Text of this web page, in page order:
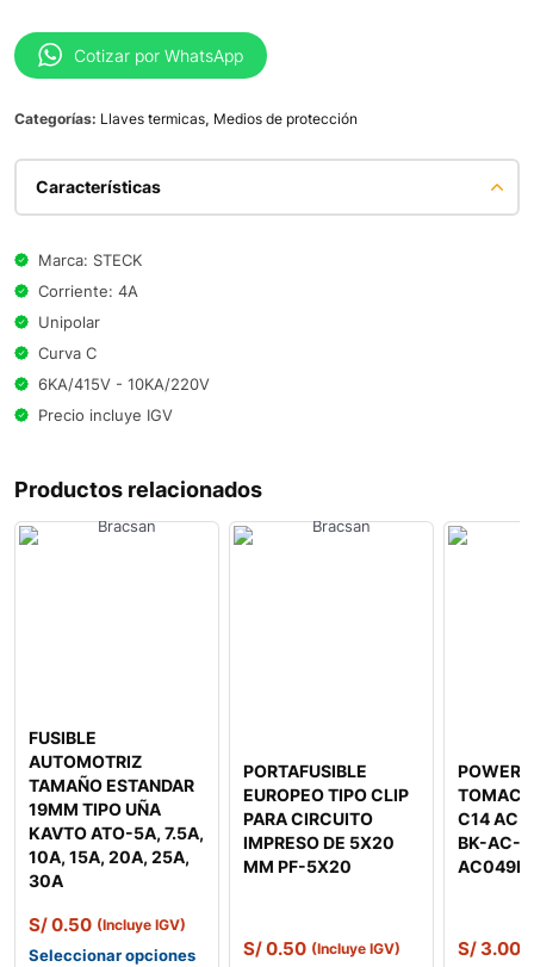
Cotizar por WhatsApp
Categorías: Llaves termicas, Medios de protección
Características
Marca: STECK
Corriente: 4A
Unipolar
Curva C
6KA/415V - 10KA/220V
Precio incluye IGV
Productos relacionados
FUSIBLE
AUTOMOTRIZ
TAMAÑO ESTANDAR
19MM TIPO UÑA
KAVTO ATO-5A, 7.5A,
10A, 15A, 20A, 25A,
30A
S/0.50 (Incluye IGV)
Seleccionar opciones
PORTAFUSIBLE
EUROPEO TIPO CLIP
PARA CIRCUITO
IMPRESO DE 5X20
MM PF-5X20
S/0.50 (Incluye IGV)
POWER
C14 AC
BK-AC-
S/3.00